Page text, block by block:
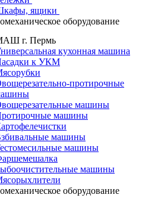
ящики
оборудование
г. Пермь
кухонная машина
к УКМ
протирочные
машины
машины
машины
машины
машины
оборудование